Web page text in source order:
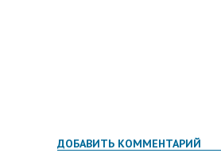
ДОБАВИТЬ КОММЕНТАРИЙ